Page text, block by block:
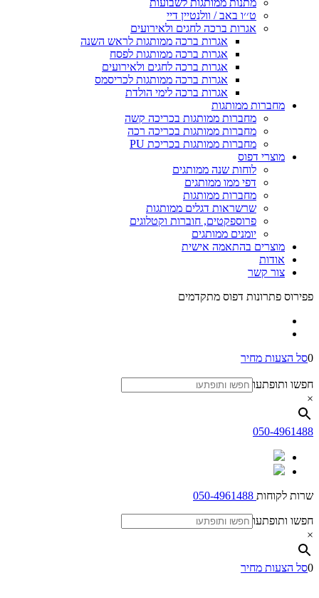
מתנות ממותגות לשבועות
ט׳׳ו באב / וולנטיין דיי
אגרות ברכה לחגים ולאירועים
אגרות ברכה ממותגות לראש השנה
אגרות ברכה ממותגות לפסח
אגרות ברכה לחגים ולאירועים
אגרות ברכה ממותגות לכריסמס
אגרות ברכה לימי הולדת
מחברות ממותגות
מחברות ממותגות בכריכה קשה
מחברות ממותגות בכריכה רכה
מחברות ממותגות בכריכת PU
מוצרי דפוס
לוחות שנה ממותגים
דפי ממו ממותגים
מחברות ממותגות
שרשראות דגלים ממותגות
פרוספקטים, חוברות וקטלוגים
יומנים ממותגים
מוצרים בהתאמה אישית
אודות
צור קשר
פפירוס פתרונות דפוס מתקדמים
0סל הצעות מחיר
חפשו ותופתעו
×
050-4961488
שרות לקוחות
חפשו ותופתעו
×
0סל הצעות מחיר